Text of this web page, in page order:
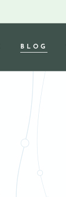
BLOG